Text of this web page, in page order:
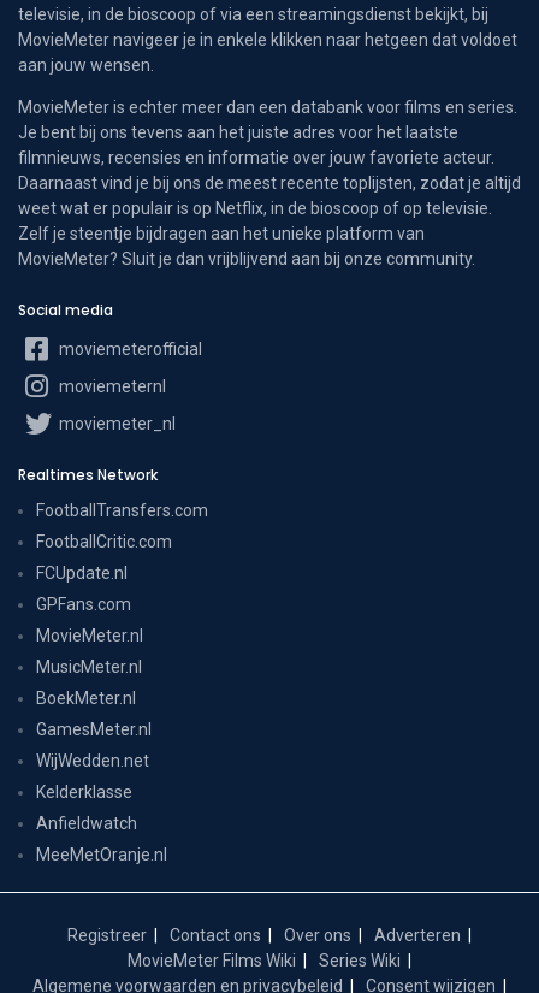
televisie, in de bioscoop of via een streamingsdienst bekijkt, bij
MovieMeter navigeer je in enkele klikken naar hetgeen dat voldoet
aan jouw wensen.
MovieMeter is echter meer dan een databank voor films en series.
Je bent bij ons tevens aan het juiste adres voor het laatste
filmnieuws, recensies en informatie over jouw favoriete acteur.
Daarnaast vind je bij ons de meest recente toplijsten, zodat je altijd
weet wat er populair is op Netflix, in de bioscoop of op televisie.
Zelf je steentje bijdragen aan het unieke platform van
MovieMeter? Sluit je dan vrijblijvend aan bij onze community.
Social media
moviemeterofficial
moviemeternl
moviemeter_nl
Realtimes Network
FootballTransfers.com
FootballCritic.com
FCUpdate.nl
GPFans.com
MovieMeter.nl
MusicMeter.nl
BoekMeter.nl
GamesMeter.nl
WijWedden.net
Kelderklasse
Anfieldwatch
MeeMetOranje.nl
Registreer Contact ons Over ons
Adverteren
MovieMeter Films Wiki
Series Wiki
Algemene voorwaarden en privacybeleid
Consent wijzigen